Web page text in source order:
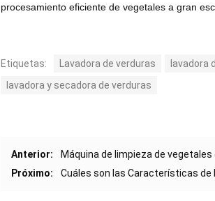
procesamiento eficiente de vegetales a gran
Etiquetas: Lavadora de verduras lavadora
lavadora y secadora de verduras
Anterior:
Máquina de limpieza de
Próximo:
Cuáles son las Características de